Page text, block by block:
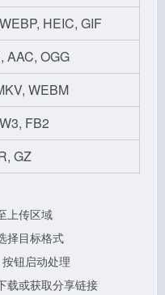
HEIC, GIF
AAC, OGG
WEBM
FB2
GZ
上传区域
择目标格式
钮启动处理
载或获取分享链接